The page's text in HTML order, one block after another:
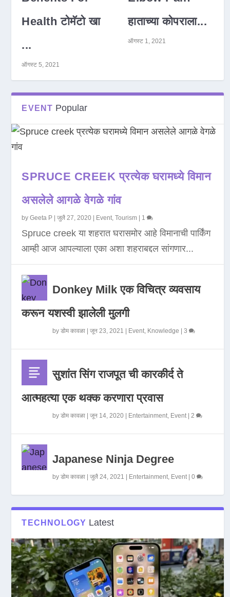
Health टोमॅटो खा
...
ऑगस्ट 5, 2021
हाताच्या कोपराला...
ऑगस्ट 1, 2021
EVENT Popular
SPRUCE CREEK प्रत्येक घरामध्ये विमान
असलेले आगळे वेगळे गांव
byGeeta P |जुलै 27, 2020 Event,Tourism 1
Spruce creek या शहरात घरासमोर आहे विमानाची पार्किंग
आम्ही आज आपल्याला एका अशा शहराबद्दल सांगणार...
Donkey Milk एक विचित्र व्यवसाय
करून यशस्वी झालेली मुलगी
byडोम कावळा |जून 23, 2021 Event, Knowledge |3
सुशांत सिंग राजपूत ची कारकीर्द ते
आत्महत्या एक थक्क करणारा प्रवास
byडोम कावळा |जून 14, 2020 Entertainment, Event|2
Japanese Ninja Degree
byडोम कावळा |जुलै 24, 2021 Entertainment, Event|0
TECHNOLOGY Latest